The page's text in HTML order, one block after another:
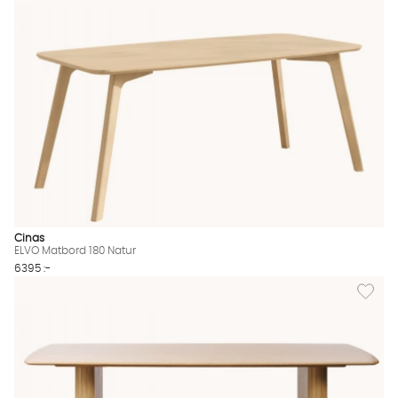
Cinas
ELVO Matbord 180 Natur
6395 :-
Lägg